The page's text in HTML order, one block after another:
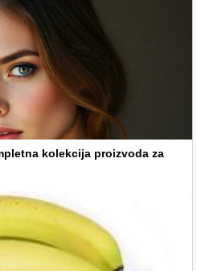
kolekcija proizvoda za